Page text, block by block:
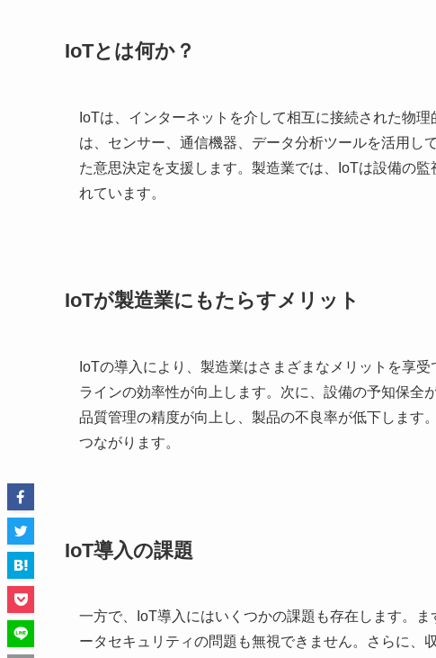
IoTとは何か？
IoTは、インターネットを介して相互に接続された物
は、センサー、通信機器、データ分析ツールを活用し
た意思決定を支援します。製造業では、IoTは設備の
れています。
IoTが製造業にもたらすメリット
IoTの導入により、製造業はさまざまなメリットを享
ラインの効率性が向上します。次に、設備の予知保全
品質管理の精度が向上し、製品の不良率が低下します
つながります。
IoT導入の課題
一方で、IoT導入にはいくつかの課題も存在します。
ータセキュリティの問題も無視できません。さらに、